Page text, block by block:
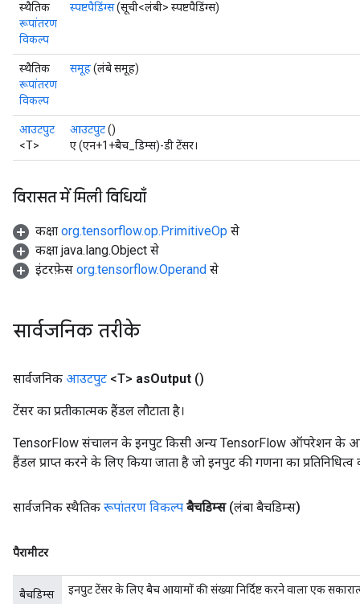
स्थैतिक
रूपांतरण
विकल्प
स्पष्टपैडिंग्स(सूची<लंबी> स्पष्टपैडिंग्स)
स्थैतिक
रूपांतरण
विकल्प
समूह(लंबे समूह)
आउटपुट
<T>
आउटपुट()
ए (एन+1+बैच_डिम्स)-डी टेंसर।
विरासत में मिली विधियाँ
कक्षा org.tensorflow.op.PrimitiveOp से
कक्षा java.lang.Object से
इंटरफ़ेस org.tensorflow.Operand से
सार्वजनिक तरीके
सार्वजनिक आउटपुट <T> asOutput ()
टेंसर का प्रतीकात्मक हैंडल लौटाता है।
TensorFlow संचालन के इनपुट किसी अन्य TensorFlow ऑपरेशन के
हैंडल प्राप्त करने के लिए किया जाता है जो इनपुट की गणना का प्रतिनिधित्व
सार्वजनिक स्थैतिक रूपांतरण विकल्प बैचडिम्स (लंबा बैचडिम्स)
पैरामीटर
बैचडिम्स इनपुट टेंसर के लिए बैच आयामों की संख्या निर्दिष्ट करने वाला एक